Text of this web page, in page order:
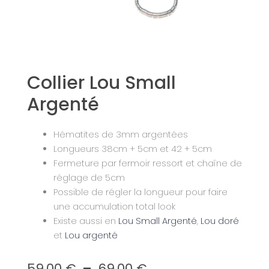
Collier Lou Small
Argenté
Hématites de 3mm argentées
Longueurs 38cm + 5cm et 42 + 5cm
Fermeture par fermoir ressort et chaîne de
réglage de 5cm
Possible de régler la longueur pour faire
une accumulation total look
Existe aussi en Lou Small Argenté, Lou doré
et Lou argenté